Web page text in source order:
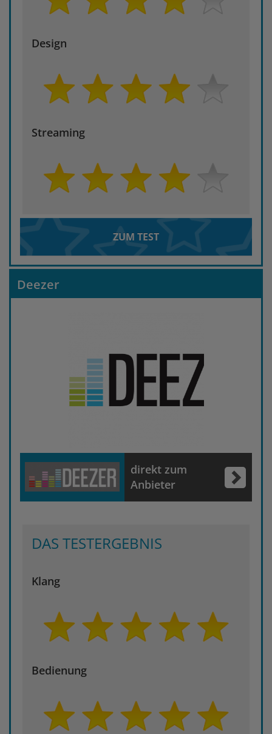
Design
Streaming
ZUM TEST
Deezer
direkt zum
Anbieter
DAS TESTERGEBNIS
Klang
Bedienung